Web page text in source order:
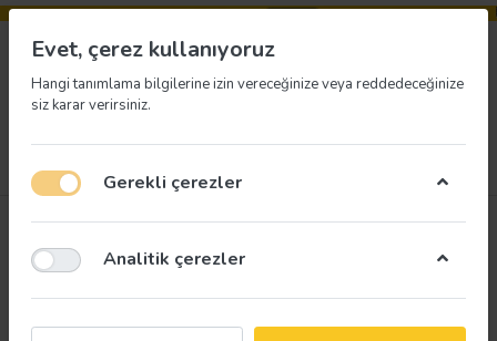
Evet, çerez kullanıyoruz
Hangi tanımlama bilgilerine izin vereceğinize veya reddedeceğinize
siz karar verirsiniz.
Gerekli çerezler
Analitik çerezler